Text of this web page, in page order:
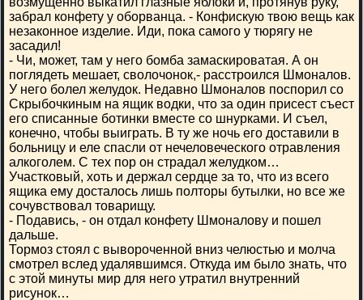
забрал конфету у оборванца. - Конфискую твою вещь как
незаконное изделие. Иди, пока самого у тюрягу не
засадил!
- Чи, может, там у него бомба замаскироватая. А он
поглядеть мешает, сволочонок,- расстроился Шмоналов.
У него болел желудок. Недавно Шмоналов поспорил со
Скрыбочкиным на ящик водки, что за один присест съест
его списанные ботинки вместе со шнурками. И съел,
конечно, чтобы выиграть. В ту же ночь его доставили в
больницу и еле спасли от нечеловеческого отравления
алкоголем. С тех пор он страдал желудком…
Участковый, хоть и держал сердце за то, что из всего
ящика ему досталось лишь полторы бутылки, но все же
сочувствовал товарищу.
- Подавись, - он отдал конфету Шмоналову и пошел
дальше.
Тормоз стоял с вывороченной вниз челюстью и молча
смотрел вслед удалявшимся. Откуда им было знать, что
с этой минуты мир для него утратил внутренний
рисунок…